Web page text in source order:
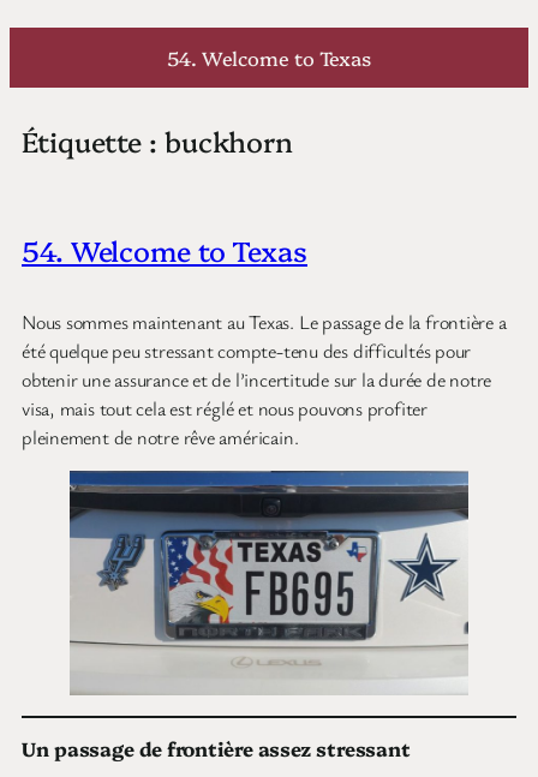
Aller
54. Welcome to Texas
Étiquette : buckhorn
54. Welcome to Texas
Nous sommes maintenant au Texas. Le passage de la frontière a
été quelque peu stressant compte-tenu des difficultés pour
obtenir une assurance et de l’incertitude sur la durée de notre
visa, mais tout cela est réglé et nous pouvons profiter
pleinement de notre rêve américain.
Un passage de frontière assez stressant